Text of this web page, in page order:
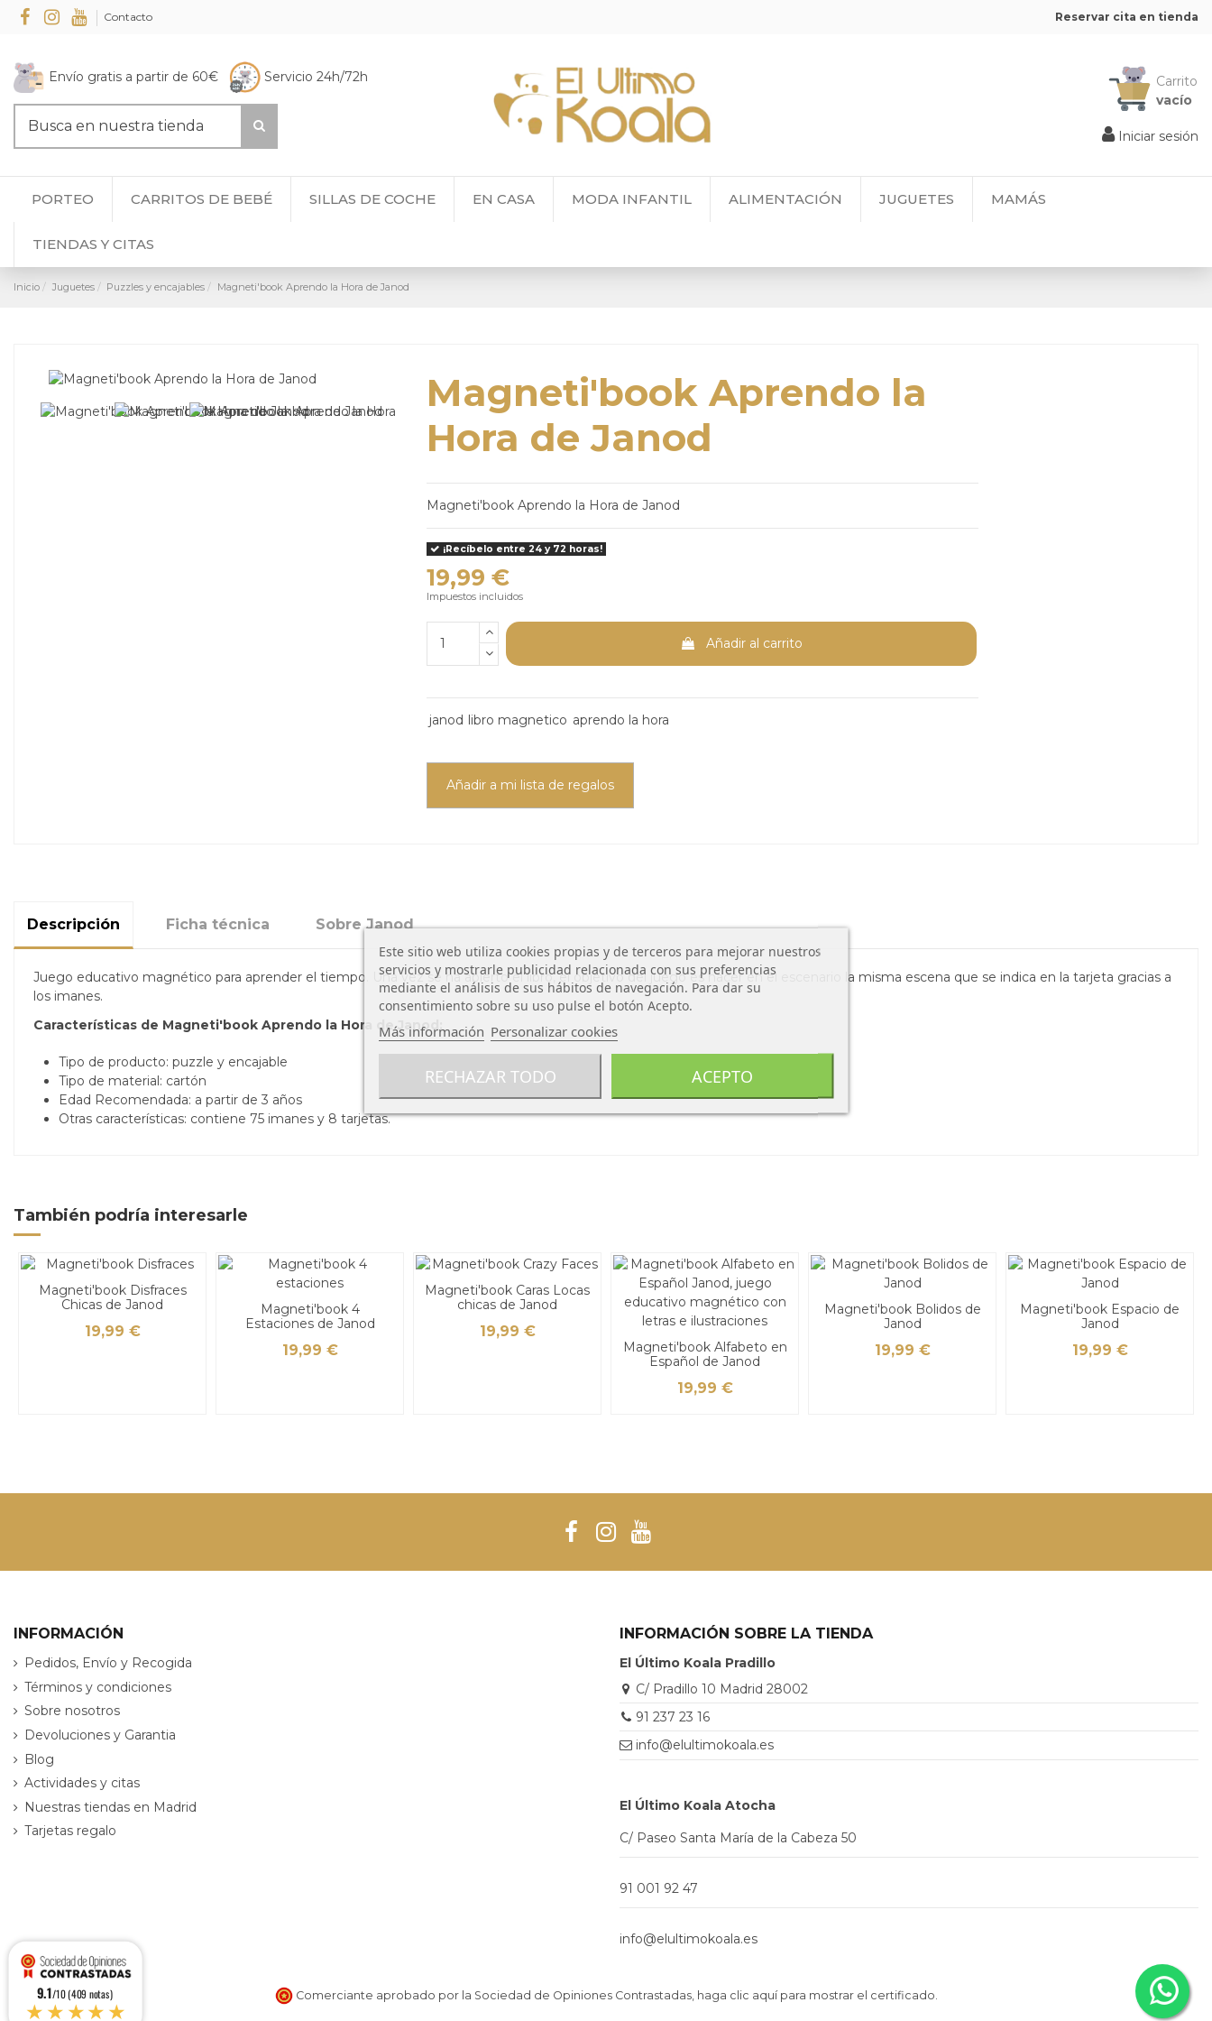
Contacto Reservar cita en tienda
Envío gratis a partir de 60€ Servicio 24h/72h
Carrito
vacío
Iniciar sesión
PORTEO CARRITOS DE BEBÉ SILLAS DE COCHE EN CASA MODA INFANTIL ALIMENTACIÓN JUGUETES MAMÁS
TIENDAS Y CITAS
Inicio Juguetes Puzzles y encajables Magneti'book Aprendo la Hora de Janod
Magneti'book Aprendo la
Hora de Janod
Magneti'book Aprendo la Hora de Janod
¡Recíbelo entre 24 y 72 horas!
19,99 €
Impuestos incluidos
Añadir al carrito
janod libro magnetico aprendo la hora
Añadir a mi lista de regalos
Descripción Ficha técnica Sobre Janod
Juego educativo magnético para aprender el tiempo. Una vez se ha abierto el libro, el objetivo del juego es hacer en el escenario la misma escena que se indica en la tarjeta gracias a
los imanes.
Características de Magneti'book Aprendo la Hora de Janod:
Tipo de producto: puzzle y encajable
Tipo de material: cartón
Edad Recomendada: a partir de 3 años
Otras características: contiene 75 imanes y 8 tarjetas.
También podría interesarle
Magneti'book Disfraces
Chicas de Janod
19,99 €
Magneti'book 4
Estaciones de Janod
19,99 €
Magneti'book Caras Locas
chicas de Janod
19,99 €
Magneti'book Alfabeto en
Español de Janod
19,99 €
Magneti'book Bolidos de
Janod
19,99 €
Magneti'book Espacio de
Janod
19,99 €
INFORMACIÓN
Pedidos, Envío y Recogida
Términos y condiciones
Sobre nosotros
Devoluciones y Garantia
Blog
Actividades y citas
Nuestras tiendas en Madrid
Tarjetas regalo
INFORMACIÓN SOBRE LA TIENDA
El Último Koala Pradillo
C/ Pradillo 10 Madrid 28002
91 237 23 16
info@elultimokoala.es
El Último Koala Atocha
C/ Paseo Santa María de la Cabeza 50
91 001 92 47
info@elultimokoala.es
Este sitio web utiliza cookies propias y de terceros para mejorar nuestros
servicios y mostrarle publicidad relacionada con sus preferencias
mediante el análisis de sus hábitos de navegación. Para dar su
consentimiento sobre su uso pulse el botón Acepto.
Más información Personalizar cookies
RECHAZAR TODO ACEPTO
Comerciante aprobado por la Sociedad de Opiniones Contrastadas, haga clic aquí para mostrar el certificado
9.1/10 (409 notas)
★★★★★